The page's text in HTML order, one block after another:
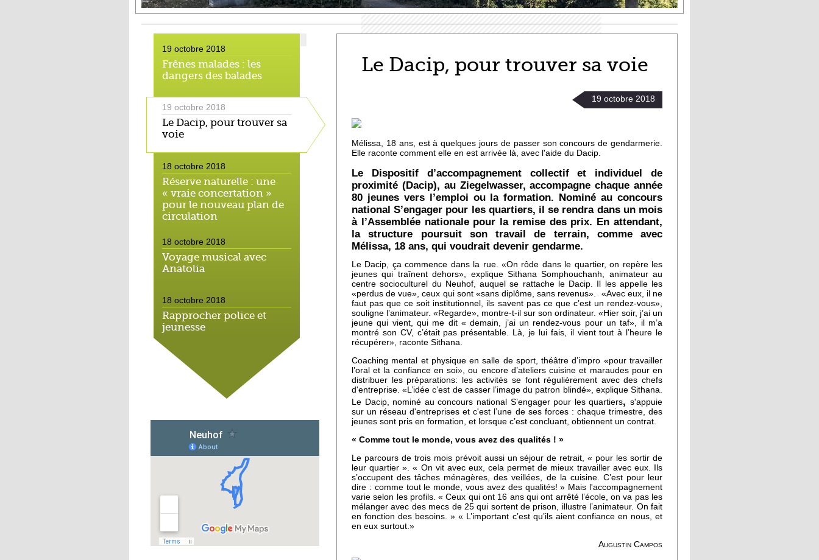
19 octobre 2018
Frênes malades : les
dangers des balades
19 octobre 2018
Le Dacip, pour trouver sa
voie
18 octobre 2018
Réserve naturelle : une
« vraie concertation »
pour le nouveau plan de
circulation
18 octobre 2018
Voyage musical avec
Anatolia
18 octobre 2018
Rapprocher police et
jeunesse
18 octobre 2018
Un jardin face aux
obstacles
Jouer à Fifa à la
médiathèque
16 octobre 2018
«Chacun me propose un
autofinancement là, ce
qui vous vient !»
16 octobre 2018
Le Dacip, pour trouver sa voie
19 octobre 2018
Mélissa, 18 ans, est à quelques jours de passer son concours de gendarmerie.
Elle raconte comment elle en est arrivée là, avec l'aide du Dacip.
Le Dispositif d’accompagnement collectif et individuel de
proximité (Dacip), au Ziegelwasser, accompagne chaque année
80 jeunes vers l’emploi ou la formation. Nominé au concours
national S’engager pour les quartiers, il se rendra dans un mois
à l’Assemblée nationale pour la remise des prix. En attendant,
la structure poursuit son travail de terrain, comme avec
Mélissa, 18 ans, qui voudrait devenir gendarme.
Le Dacip, ça commence dans la rue. «On rôde dans le quartier, on repère les
jeunes qui traînent dehors», explique Sithana Somphouchanh, animateur au
centre socioculturel du Neuhof, auquel se rattache le Dacip. Il les appelle les
«perdus de vue», ceux qui sont «sans diplôme, sans revenus». «Avec eux, il ne
faut pas que ce soit institutionnel, ils savent pas ce que c’est un rendez-vous»,
souligne l’animateur. «Regarde», montre-t-il sur son ordinateur. «Hier soir, j’ai un
jeune qui vient, qui me dit « demain, j’ai un rendez-vous pour un taf», il m’a
montré son CV, c’était pas présentable. Là, je lui fais, il vient tout à l’heure le
récupérer», raconte Sithana.
Coaching mental et physique en salle de sport, théâtre d’impro «pour travailler
l’oral et la confiance en soi», ou encore d’ateliers cuisine et maraudes pour en
distribuer les préparations: les activités se font régulièrement avec des chefs
d'entreprise. «L’idée c’est de casser l’image du patron blindé», explique Sithana.
Le Dacip, nominé au concours national S’engager pour les quartiers,s'appuie
sur un réseau d'entreprises et c'est l’une de ses forces : chaque trimestre, des
jeunes sont pris en formation, et lorsque c’est concluant, obtiennent un contrat.
« Comme tout le monde, vous avez des qualités ! »
Le parcours de trois mois prévoit aussi un séjour de retrait, « pour les sortir de
leur quartier ». « On vit avec eux, cela permet de mieux travailler avec eux. Ils
s’occupent des tâches ménagères, des veillées, de la cuisine. C’est pour leur
dire : comme tout le monde, vous avez des qualités! » Mais l'accompagnement
varie selon les profils. « Ceux qui ont 16 ans qui ont arrêté l’école, on va pas les
mélanger avec des mecs de 25 qui sortent de prison, illustre l’animateur. On fait
en fonction des besoins. » « L’important c’est qu’ils aient confiance en nous, et
en eux surtout.»
Augustin Campos